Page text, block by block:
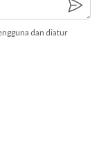
dan diatur